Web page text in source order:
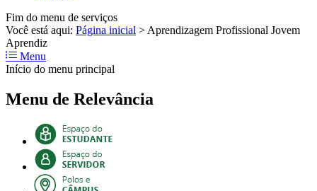
Fim do menu de serviços
Você está aqui: Página inicial > Aprendizagem Profissional Jovem
Aprendiz
Menu
Início do menu principal
Menu de Relevância